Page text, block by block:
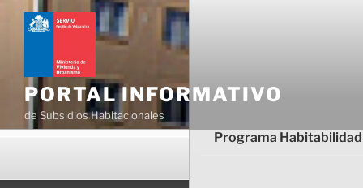
PORTAL INFORMATIVO
de Subsidios Habitacionales
Programa